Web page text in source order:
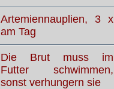
Artemiennauplien, 3 x
am Tag
Die Brut muss im
Futter schwimmen,
sonst verhungern sie